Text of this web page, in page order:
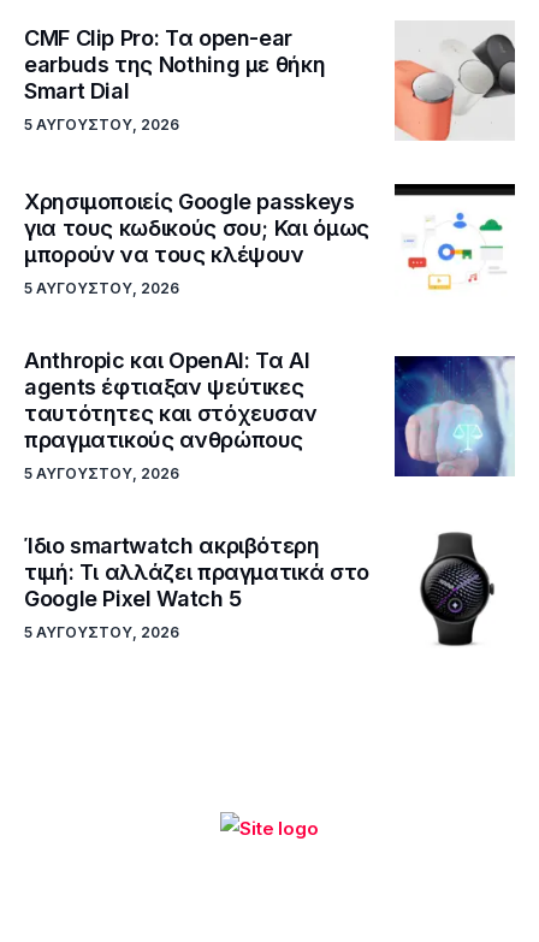
CMF Clip Pro: Τα open-ear
earbuds της Nothing με θήκη
Smart Dial
5 ΑΥΓΟΎΣΤΟΥ, 2026
Χρησιμοποιείς Google passkeys
για τους κωδικούς σου; Και όμως
μπορούν να τους κλέψουν
5 ΑΥΓΟΎΣΤΟΥ, 2026
Anthropic και OpenAI: Τα AI
agents έφτιαξαν ψεύτικες
ταυτότητες και στόχευσαν
πραγματικούς ανθρώπους
5 ΑΥΓΟΎΣΤΟΥ, 2026
Ίδιο smartwatch ακριβότερη
τιμή: Τι αλλάζει πραγματικά στο
Google Pixel Watch 5
5 ΑΥΓΟΎΣΤΟΥ, 2026